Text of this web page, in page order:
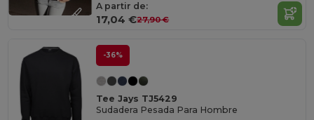
A partir de:
17,04 €27,90 €
-36%
Tee Jays TJ5429
Sudadera Pesada Para Hombre